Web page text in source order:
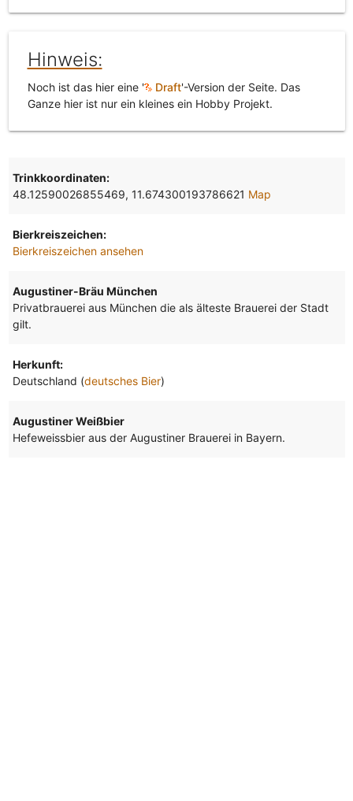
Hinweis:
Noch ist das hier eine ' Draft'-Version der Seite. Das
Ganze hier ist nur ein kleines ein Hobby Projekt.
Trinkkoordinaten:
48.12590026855469, 11.674300193786621 Map
Bierkreiszeichen:
Bierkreiszeichen ansehen
Augustiner-Bräu München
Privatbrauerei aus München die als älteste Brauerei der Stadt
gilt.
Herkunft:
Deutschland (deutsches Bier)
Augustiner Weißbier
Hefeweissbier aus der Augustiner Brauerei in Bayern.